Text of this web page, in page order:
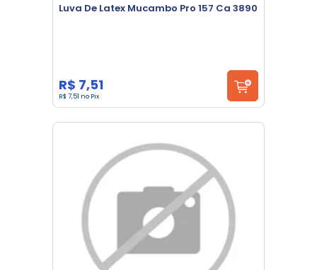
Luva De Latex Mucambo Pro 157 Ca 3890
R$ 7,51
R$ 7,51 no Pix